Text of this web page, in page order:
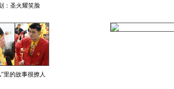
：圣火耀笑脸
里的故事很撩人